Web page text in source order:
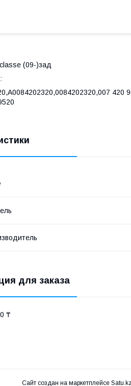
(09-)зад
420
для заказа
₸
Сайт создан на маркетплейсе